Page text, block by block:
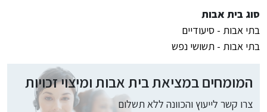
סוג בית אבות
בתי אבות - סיעודיים
בתי אבות - תשושי נפש
המומחים במציאת בית אבות ומיצוי זכויות
צרו קשר לייעוץ והכוונה ללא תשלום